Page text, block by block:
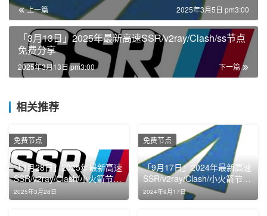
上一篇 2025年3月5日 pm3:00
「3月13日」2025年最新高速SSR/v2ray/Clash/ss节点
免费分享
下一篇
2025年3月13日 pm3:00
相关推荐
「3月28日」2025年最新高速
SSR/v2ray/Clash/小火箭节点
免费分享
2025年3月28日
免费节点
「9月17日」2024年最新高速
SSR/v2ray/Clash/小火箭节点
免费分享
2024年9月17日
免费节点